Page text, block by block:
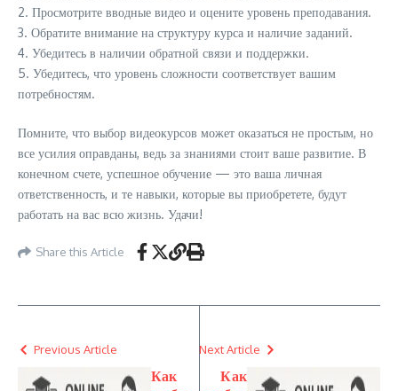
2. Просмотрите вводные видео и оцените уровень преподавания.
3. Обратите внимание на структуру курса и наличие заданий.
4. Убедитесь в наличии обратной связи и поддержки.
5. Убедитесь, что уровень сложности соответствует вашим
потребностям.
Помните, что выбор видеокурсов может оказаться не простым, но
все усилия оправданы, ведь за знаниями стоит ваше развитие. В
конечном счете, успешное обучение — это ваша личная
ответственность, и те навыки, которые вы приобретете, будут
работать на вас всю жизнь. Удачи!
Share this Article
Previous Article
Как
Next Article
Как